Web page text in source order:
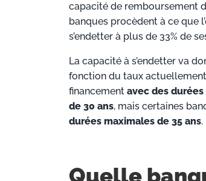
capacité de remboursement
banques procèdent à ce que
s’endetter à plus de 33% de
La capacité à s’endetter va
fonction du taux
financement avec des
de 30 ans, mais certaines
durées maximales de 35 ans.
Quelle